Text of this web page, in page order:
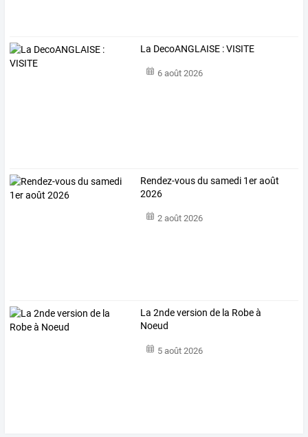
La DecoANGLAISE : VISITE
6 août 2026
Rendez-vous du samedi 1er août
2026
2 août 2026
La 2nde version de la Robe à
Noeud
5 août 2026